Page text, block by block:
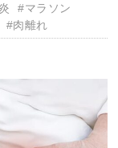
#マラソン
#肉離れ